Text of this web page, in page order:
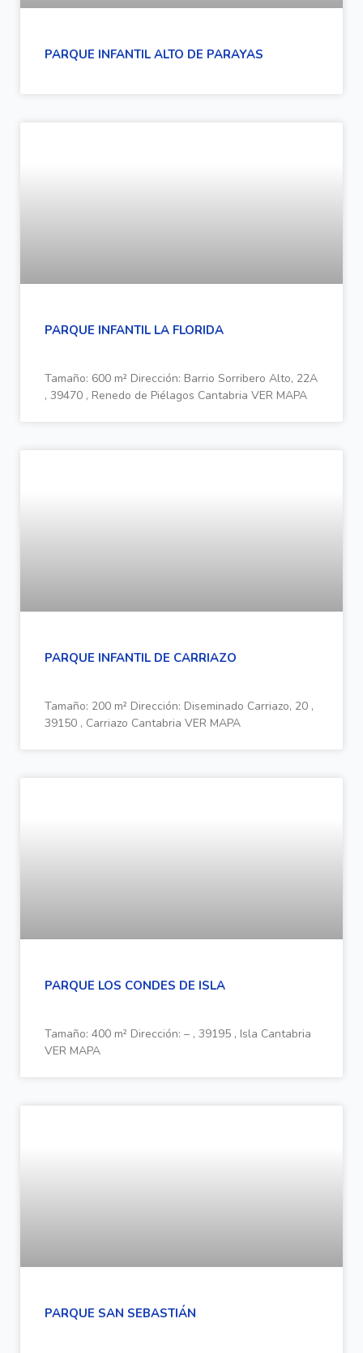
PARQUE INFANTIL ALTO DE PARAYAS
PARQUE INFANTIL LA FLORIDA
Tamaño: 600 m² Dirección: Barrio Sorribero Alto, 22A
, 39470 , Renedo de Piélagos Cantabria VER MAPA
PARQUE INFANTIL DE CARRIAZO
Tamaño: 200 m² Dirección: Diseminado Carriazo, 20 ,
39150 , Carriazo Cantabria VER MAPA
PARQUE LOS CONDES DE ISLA
Tamaño: 400 m² Dirección: – , 39195 , Isla Cantabria
VER MAPA
PARQUE SAN SEBASTIÁN